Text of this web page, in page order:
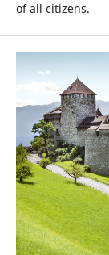
of all citizens.